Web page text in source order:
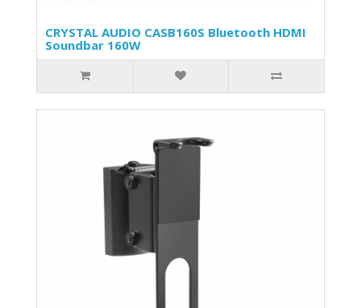
CRYSTAL AUDIO CASB160S Bluetooth HDMI
Soundbar 160W